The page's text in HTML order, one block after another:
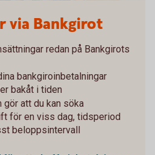
via Bankgirot
redan på Bankgirots
bankgiroinbetalningar
bakåt i tiden
att du kan söka
för en viss dag, tidsperiod
beloppsintervall